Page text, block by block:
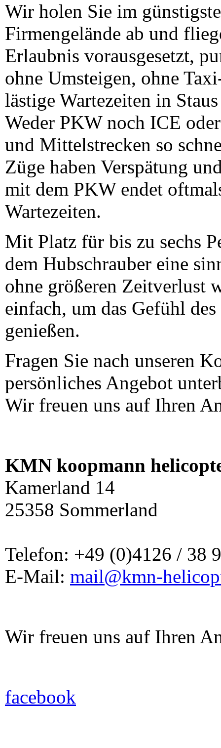
Wir holen Sie im
Firmengelände ab und
Erlaubnis vorausgesetzt,
ohne Umsteigen, ohne
lästige Wartezeiten in
Weder PKW noch ICE
und Mittelstrecken so
Züge haben Verspätung
mit dem PKW endet
Wartezeiten.
Mit Platz für bis zu sechs
dem Hubschrauber eine
ohne größeren Zeitverlust
einfach, um das Gefühl
genießen.
Fragen Sie nach unseren
persönliches Angebot
Wir freuen uns auf Ihren
KMN koopmann
Kamerland 14
25358 Sommerland
Telefon: +49 (0)4126 / 38
E-Mail: mail@kmn-
Wir freuen uns auf Ihren
facebook